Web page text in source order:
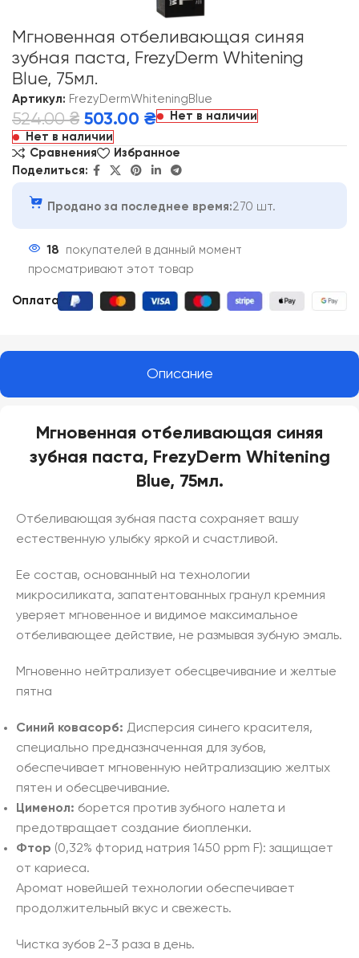
Мгновенная отбеливающая синяя
зубная паста, FrezyDerm Whitening
Blue, 75мл.
Артикул: FrezyDermWhiteningBlue
524.00₴ 503.00 ₴
Нет в наличии
Нет в наличии
Сравнения
Избранное
Поделиться:
Продано за последнее время:270 шт.
18
покупателей в данный момент
просматривают этот товар
Оплата:
Описание
Мгновенная отбеливающая синяя
зубная паста, FrezyDerm Whitening
Blue, 75мл.
Отбеливающая зубная паста сохраняет вашу
естественную улыбку яркой и счастливой.
Ее состав, основанный на технологии
микросиликата, запатентованных гранул кремния
уверяет мгновенное и видимое максимальное
отбеливающее действие, не размывая зубную эмаль.
Мгновенно нейтрализует обесцвечивание и желтые
пятна
Синий ковасорб: Дисперсия синего красителя,
специально предназначенная для зубов,
обеспечивает мгновенную нейтрализацию желтых
пятен и обесцвечивание.
Цименол: борется против зубного налета и
предотвращает создание биопленки.
Фтор (0,32% фторид натрия 1450 ppm F): защищает
от кариеса.
Аромат новейшей технологии обеспечивает
продолжительный вкус и свежесть.
Чистка зубов 2-3 раза в день.